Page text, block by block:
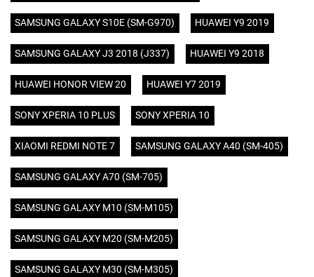
SAMSUNG GALAXY S10E (SM-G970) HUAWEI Y9 2019
SAMSUNG GALAXY J3 2018 (J337) HUAWEI Y9 2018
HUAWEI HONOR VIEW 20 HUAWEI Y7 2019
SONY XPERIA 10 PLUS SONY XPERIA 10
XIAOMI REDMI NOTE 7 SAMSUNG GALAXY A40 (SM-405)
SAMSUNG GALAXY A70 (SM-705)
SAMSUNG GALAXY M10 (SM-M105)
SAMSUNG GALAXY M20 (SM-M205)
SAMSUNG GALAXY M30 (SM-M305)